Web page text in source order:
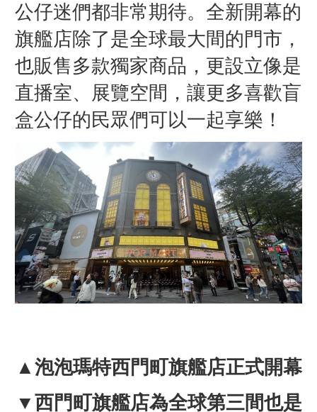
公仔迷們都非常期待。全新開幕的
旗艦店除了是全球最大間的門市，
也販售多款獨家商品，更設立像是
直播室、展覽空間，讓更多喜歡盲
盒公仔的民眾們可以一起享樂！
▲泡泡瑪特西門町旗艦店正式開幕
▼西門町旗艦店為全球第三間也是